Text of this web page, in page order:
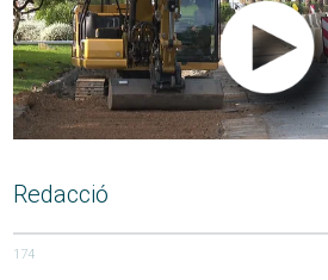
Redacció
174